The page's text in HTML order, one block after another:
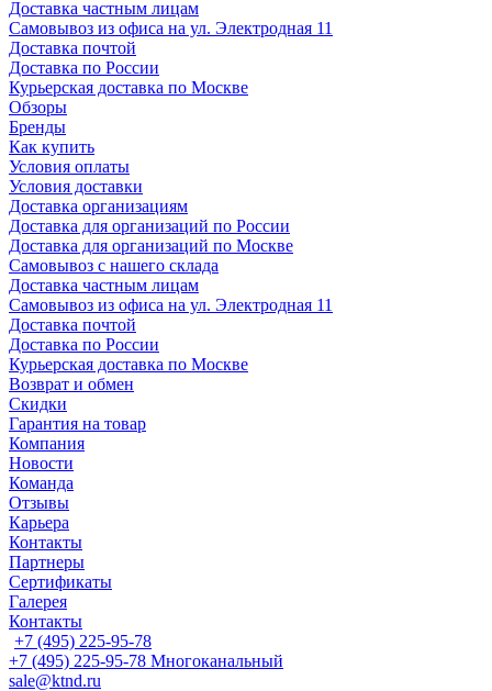
Доставка частным лицам
Самовывоз из офиса на ул. Электродная 11
Доставка почтой
Доставка по России
Курьерская доставка по Москве
Обзоры
Бренды
Как купить
Условия оплаты
Условия доставки
Доставка организациям
Доставка для организаций по России
Доставка для организаций по Москве
Самовывоз с нашего склада
Доставка частным лицам
Самовывоз из офиса на ул. Электродная 11
Доставка почтой
Доставка по России
Курьерская доставка по Москве
Возврат и обмен
Скидки
Гарантия на товар
Компания
Новости
Команда
Отзывы
Карьера
Контакты
Партнеры
Сертификаты
Галерея
Контакты
+7 (495) 225-95-78
+7 (495) 225-95-78 Многоканальный
sale@ktnd.ru